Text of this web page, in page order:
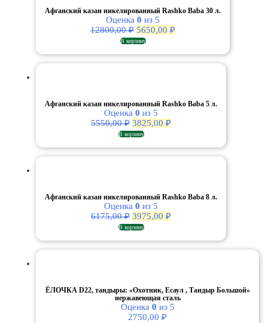
Афганский казан никелированный Rashko Baba 30 л.
Оценка 0 из 5
12800,00₽ Первоначальная
цена
5650,00 ₽
В корзину
Афганский казан никелированный Rashko Baba 5 л.
Оценка 0 из 5
5550,00₽ Первоначальная
цена
3825,00 ₽
В корзину
Афганский казан никелированный Rashko Baba 8 л.
Оценка 0 из 5
6175,00₽ Первоначальная
цена
3975,00 ₽
В корзину
ЁЛОЧКА D22, тандыры: «Охотник, Есаул , Тандыр Большой»
нержавеющая сталь
Оценка 0 из 5
2750,00 ₽